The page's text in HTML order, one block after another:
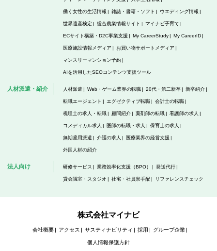
働く女性の生活情報 雑誌・書籍・ソフト ウエディング情報
世界遺産検定 総合農業情報サイト マイナビ子育て
ECサイト構築・D2C事業支援 My CareerStudy My CareerID
医療施設情報メディア お買い物サポートメディア
マンスリーマンション予約
AIを活用したSEOコンテンツ支援ツール
人材派遣・紹介 人材派遣 Web・ゲーム業界の転職 20代・第二新卒 新卒紹介
転職エージェント エグゼクティブ転職 会計士の転職
税理士の求人・転職 顧問紹介 薬剤師の転職 看護師の求人
コメディカル求人 医師の転職・求人 保育士の求人
無期雇用派遣 介護の求人 医療業界の経営支援
外国人材の紹介
法人向け 研修サービス 業務効率化支援（BPO） 発送代行
貸会議室・スタジオ 社宅・社員寮手配 リファレンスチェック
株式会社マイナビ
会社概要 アクセス サスティナビリティ 採用 グループ企業
個人情報保護方針